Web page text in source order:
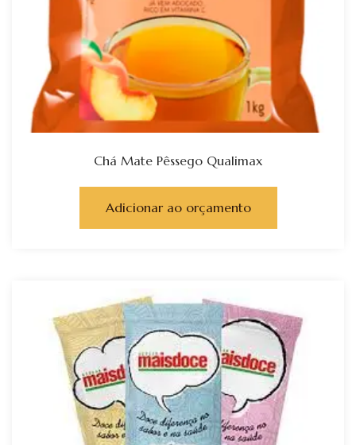
Chá Mate Pêssego Qualimax
Adicionar ao orçamento